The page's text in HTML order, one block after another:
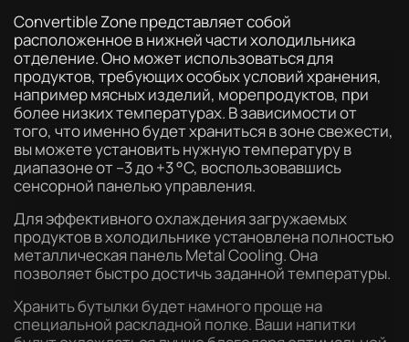
Convertible Zone представляет собой
расположенное в нижней части холодильника
отделение. Оно может использоваться для
продуктов, требующих особых условий хранения,
например мясных изделий, морепродуктов, при
более низких температурах. В зависимости от
того, что именно будет храниться в зоне свежести,
вы можете установить нужную температуру в
диапазоне от –3 до +3 °C, воспользовавшись
сенсорной панелью управления.
Для эффективного охлаждения загружаемых
продуктов в холодильнике установлена полностью
металлическая панель Metal Cooling. Она
позволяет быстро достичь заданной температуры.
Хранить бутылки будет намного проще на
специальной раскладной полке. Ваши напитки